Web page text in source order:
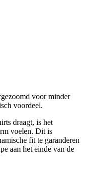
voor minder
voordeel.
draagt, is het
voelen. Dit is
fit te garanderen
aan het einde van de